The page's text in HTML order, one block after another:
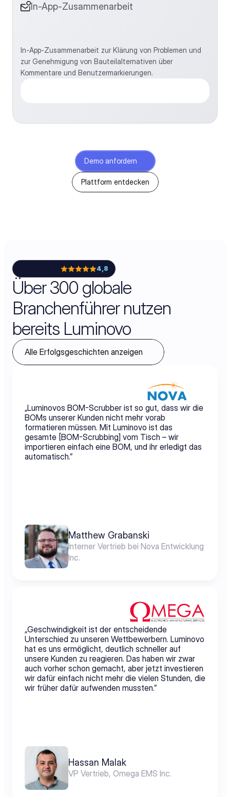
In-App-Zusammenarbeit
In-App-Zusammenarbeit zur Klärung von Problemen und
zur Genehmigung von Bauteilalternativen über
Kommentare und Benutzermarkierungen.
Demo anfordern
Plattform entdecken
4,8
Über 300 globale
Branchenführer nutzen
bereits Luminovo
Alle Erfolgsgeschichten anzeigen
„Luminovos BOM-Scrubber ist so gut, dass wir die
BOMs unserer Kunden nicht mehr vorab
formatieren müssen. Mit Luminovo ist das
gesamte [BOM-Scrubbing] vom Tisch – wir
importieren einfach eine BOM, und ihr erledigt das
automatisch.”
Matthew Grabanski
Interner Vertrieb bei Nova Entwicklung
Inc.
„Geschwindigkeit ist der entscheidende
Unterschied zu unseren Wettbewerbern. Luminovo
hat es uns ermöglicht, deutlich schneller auf
unsere Kunden zu reagieren. Das haben wir zwar
auch vorher schon gemacht, aber jetzt investieren
wir dafür einfach nicht mehr die vielen Stunden, die
wir früher dafür aufwenden mussten.”
Hassan Malak
VP Vertrieb, Omega EMS Inc.